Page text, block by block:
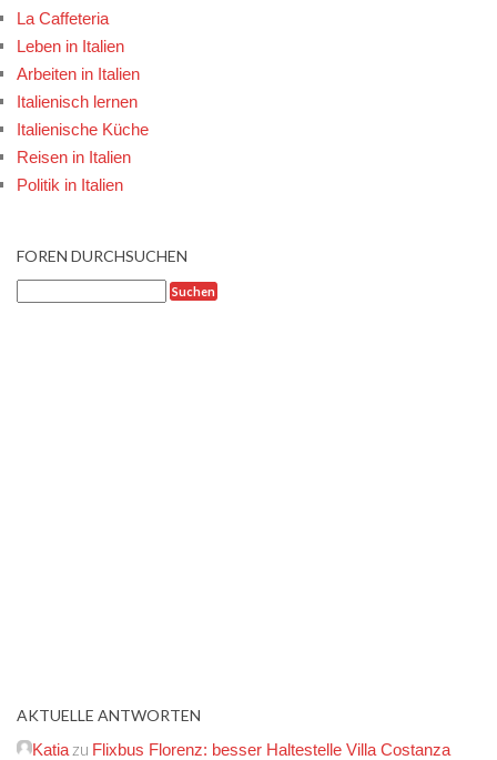
La Caffeteria
Leben in Italien
Arbeiten in Italien
Italienisch lernen
Italienische Küche
Reisen in Italien
Politik in Italien
FOREN DURCHSUCHEN
AKTUELLE ANTWORTEN
Katia zu Flixbus Florenz: besser Haltestelle Villa Costanza